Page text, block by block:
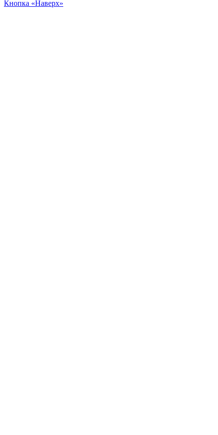
Кнопка «Наверх»